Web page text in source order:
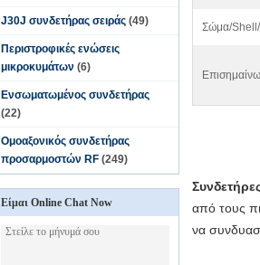
J30J συνδετήρας σειράς (49)
Περιστροφικές ενώσεις
μικροκυμάτων (6)
Ενσωματωμένος συνδετήρας
(22)
Ομοαξονικός συνδετήρας
προσαρμοστών RF (249)
Είμαι Online Chat Now
Σώμα/Shell/
από τους
να